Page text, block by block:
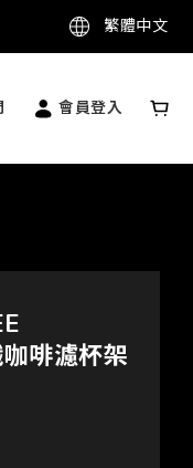
繁體中文
會員登入
啡濾杯架